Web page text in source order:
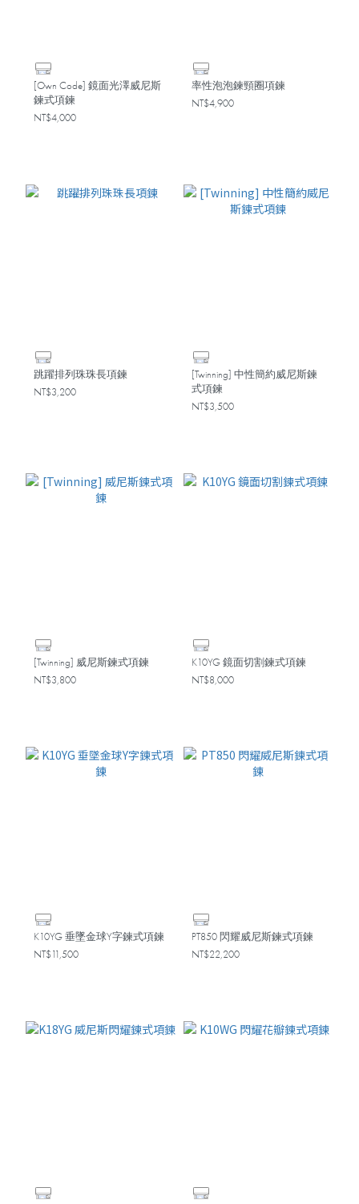
[Own Code] 鏡面光澤威尼斯
鍊式項鍊
NT$4,000
率性泡泡鍊頸圈項鍊
NT$4,900
跳躍排列珠珠長項鍊
NT$3,200
[Twinning] 中性簡約威尼斯鍊
式項鍊
NT$3,500
[Twinning] 威尼斯鍊式項鍊
NT$3,800
K10YG 鏡面切割鍊式項鍊
NT$8,000
K10YG 垂墜金球Y字鍊式項鍊
NT$11,500
PT850 閃耀威尼斯鍊式項鍊
NT$22,200